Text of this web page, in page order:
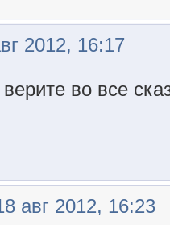
2012, 16:17
во все
авг 2012, 16:23